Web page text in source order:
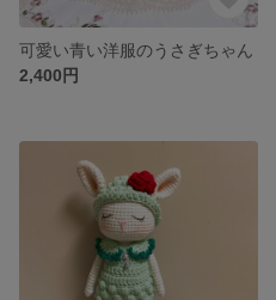
可愛い青い洋服のうさぎちゃん
2,400円